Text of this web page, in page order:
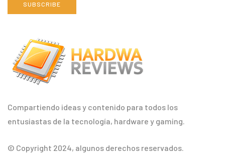
Compartiendo ideas y contenido para todos los
entusiastas de la tecnología, hardware y gaming.
© Copyright 2024, algunos derechos reservados.
SUBSCRIBE